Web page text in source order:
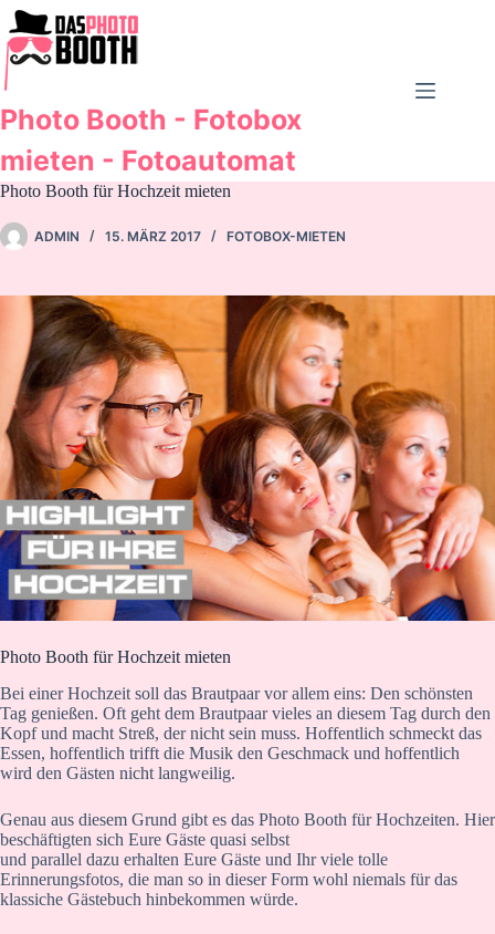
Zum
Inhalt
springen
Photo Booth - Fotobox
mieten - Fotoautomat
Photo Booth für Hochzeit mieten
ADMIN 15. MÄRZ 2017 FOTOBOX-MIETEN
Photo Booth für Hochzeit mieten
Bei einer Hochzeit soll das Brautpaar vor allem eins: Den schönsten
Tag genießen. Oft geht dem Brautpaar vieles an diesem Tag durch den
Kopf und macht Streß, der nicht sein muss. Hoffentlich schmeckt das
Essen, hoffentlich trifft die Musik den Geschmack und hoffentlich
wird den Gästen nicht langweilig.
Genau aus diesem Grund gibt es das Photo Booth für Hochzeiten. Hier
beschäftigten sich Eure Gäste quasi selbst
und parallel dazu erhalten Eure Gäste und Ihr viele tolle
Erinnerungsfotos, die man so in dieser Form wohl niemals für das
klassiche Gästebuch hinbekommen würde.